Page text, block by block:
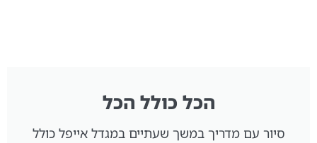
הכל כולל הכל
סיור עם מדריך במשך שעתיים במגדל אייפל כולל